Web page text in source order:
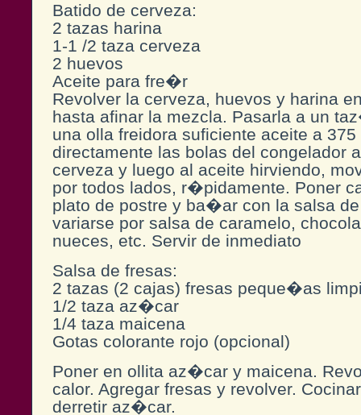
Batido de cerveza:
2 tazas harina
1-1 /2 taza cerveza
2 huevos
Aceite para fre�r
Revolver la cerveza, huevos y harina
hasta afinar la mezcla. Pasarla a un
una olla freidora suficiente aceite a
directamente las bolas del congelador
cerveza y luego al aceite hirviendo,
por todos lados, r�pidamente. Poner
plato de postre y ba�ar con la salsa
variarse por salsa de caramelo,
nueces, etc. Servir de inmediato
Salsa de fresas:
2 tazas (2 cajas) fresas peque�as
1/2 taza az�car
1/4 taza maicena
Gotas colorante rojo (opcional)
Poner en ollita az�car y maicena.
calor. Agregar fresas y revolver.
derretir az�car.